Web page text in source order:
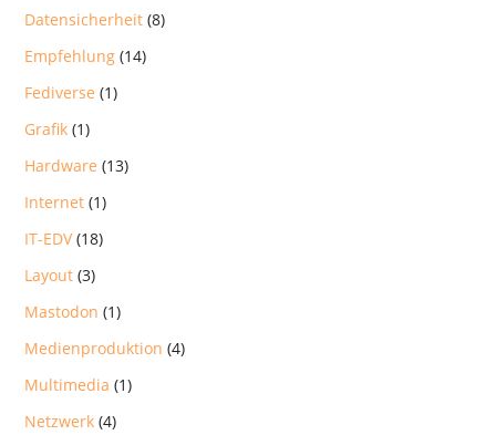
Datensicherheit (8)
Empfehlung (14)
Fediverse (1)
Grafik (1)
Hardware (13)
Internet (1)
IT-EDV(18)
Layout (3)
Mastodon (1)
Medienproduktion (4)
Multimedia (1)
Netzwerk (4)